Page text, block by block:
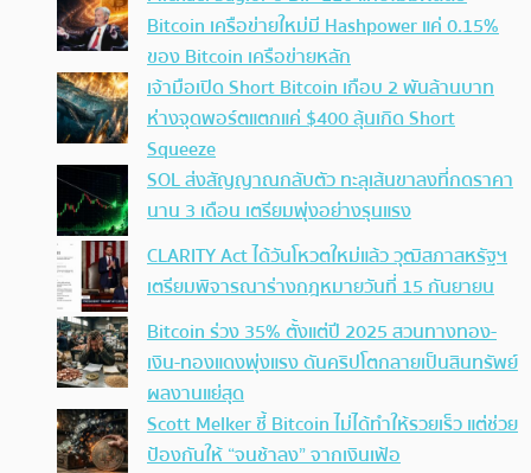
Bitcoin เครือข่ายใหม่มี Hashpower แค่ 0.15%
ของ Bitcoin เครือข่ายหลัก
เจ้ามือเปิด Short Bitcoin เกือบ 2 พันล้านบาท
ห่างจุดพอร์ตแตกแค่ $400 ลุ้นเกิด Short
Squeeze
SOL ส่งสัญญาณกลับตัว ทะลุเส้นขาลงที่กดราคา
นาน 3 เดือน เตรียมพุ่งอย่างรุนแรง
CLARITY Act ได้วันโหวตใหม่แล้ว วุฒิสภาสหรัฐฯ
เตรียมพิจารณาร่างกฎหมายวันที่ 15 กันยายน
Bitcoin ร่วง 35% ตั้งแต่ปี 2025 สวนทางทอง-
เงิน-ทองแดงพุ่งแรง ดันคริปโตกลายเป็นสินทรัพย์
ผลงานแย่สุด
Scott Melker ชี้ Bitcoin ไม่ได้ทำให้รวยเร็ว แต่ช่วย
ป้องกันให้ “จนช้าลง” จากเงินเฟ้อ